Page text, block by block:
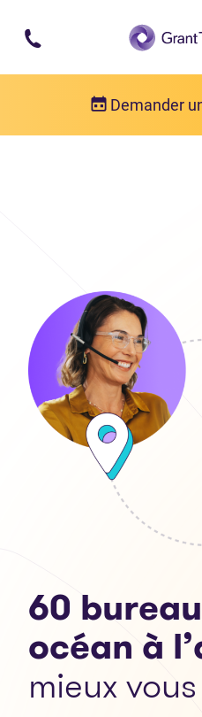
Passer au contenu
Demander
60
océan à
mieux